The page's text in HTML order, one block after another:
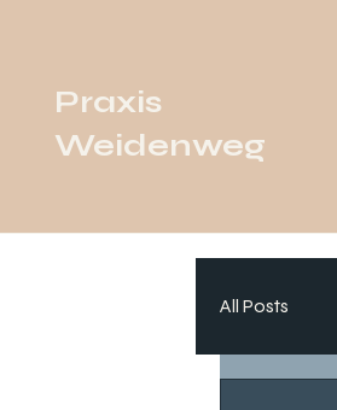
Praxis
Weidenweg
All Posts